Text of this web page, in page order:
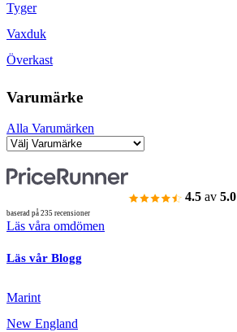
Tyger
Vaxduk
Överkast
Varumärke
Alla Varumärken
4.5 av 5.0
baserad på 235 recensioner
Läs våra omdömen
Läs vår Blogg
Marint
New England